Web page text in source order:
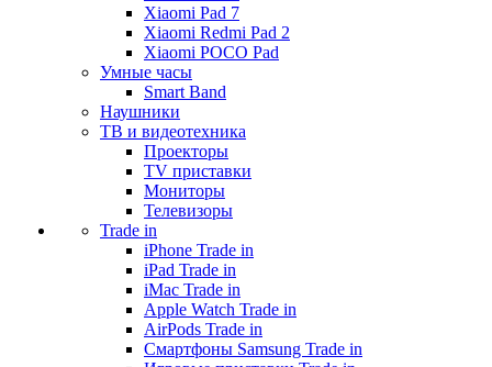
Xiaomi Pad 7
Xiaomi Redmi Pad 2
Xiaomi POCO Pad
Умные часы
Smart Band
Наушники
ТВ и видеотехника
Проекторы
TV приставки
Мониторы
Телевизоры
Trade in
iPhone Trade in
iPad Trade in
iMac Trade in
Apple Watch Trade in
AirPods Trade in
Смартфоны Samsung Trade in